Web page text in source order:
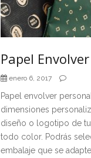
Papel Envolver
enero 6, 2017
Papel envolver
dimensiones
diseño o logotipo de
todo color. Podrás
embalaje que se